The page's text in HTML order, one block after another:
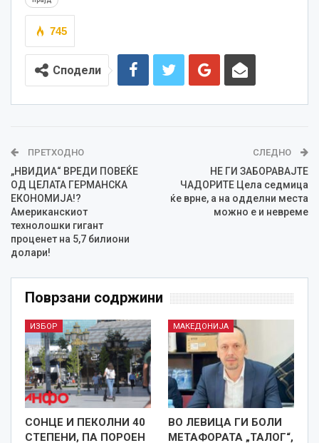
745
Сподели
ПРЕТХОДНО
„НВИДИА“ ВРЕДИ ПОВЕЌЕ
ОД ЦЕЛАТА ГЕРМАНСКА
ЕКОНОМИЈА!?
Американскиот
технолошки гигант
проценет на 5,7 билиони
долари!
СЛЕДНО
НЕ ГИ ЗАБОРАВАЈТЕ
ЧАДОРИТЕ Цела седмица
ќе врне, а на одделни места
можно е и невреме
Поврзани содржини
ИЗБОР
СОНЦЕ И ПЕКОЛНИ 40
СТЕПЕНИ, ПА ПОРОЕН
МАКЕДОНИЈА
ВО ЛЕВИЦА ГИ БОЛИ
МЕТАФОРАТА „ТАЛОГ“,